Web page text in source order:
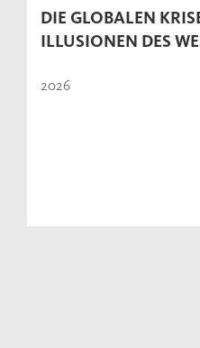
DIE GLOBALEN
ILLUSIONEN DES
2026